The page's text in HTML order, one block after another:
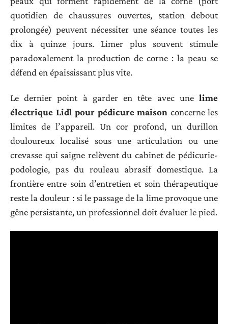
quotidien de chaussures ouvertes, station debout
prolongée) peuvent nécessiter une séance toutes les
dix à quinze jours. Limer plus souvent stimule
paradoxalement la production de corne : la peau se
défend en épaississant plus vite.
Le dernier point à garder en tête avec une lime
électrique Lidl pour pédicure maison concerne les
limites de l’appareil. Un cor profond, un durillon
douloureux localisé sous une articulation ou une
crevasse qui saigne relèvent du cabinet de pédicurie-
podologie, pas du rouleau abrasif domestique. La
frontière entre soin d’entretien et soin thérapeutique
reste la douleur : si le passage de la lime provoque une
gêne persistante, un professionnel doit évaluer le pied.